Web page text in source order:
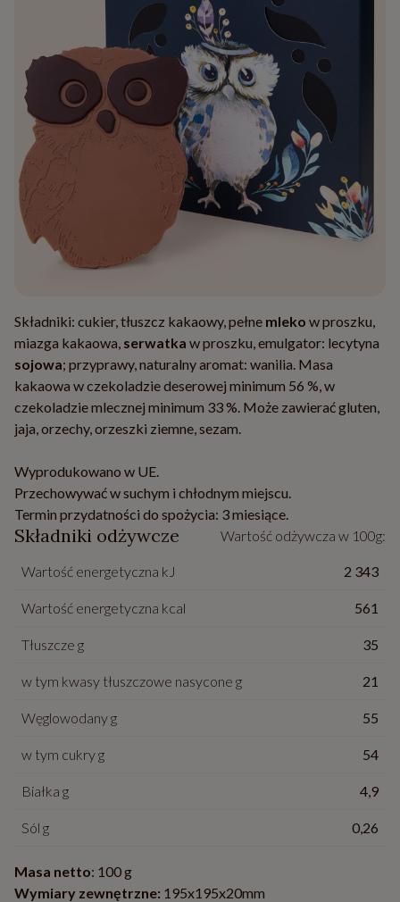
Składniki: cukier, tłuszcz kakaowy, pełne mleko w proszku,
miazga kakaowa, serwatka w proszku, emulgator: lecytyna
sojowa; przyprawy, naturalny aromat: wanilia. Masa
kakaowa w czekoladzie deserowej minimum 56 %, w
czekoladzie mlecznej minimum 33 %. Może zawierać gluten,
jaja, orzechy, orzeszki ziemne, sezam.
Wyprodukowano w UE.
Przechowywać w suchym i chłodnym miejscu.
Termin przydatności do spożycia: 3 miesiące.
Składniki odżywcze Wartość odżywcza w 100g:
Wartość energetyczna kJ 2 343
Wartość energetyczna kcal 561
Tłuszcze g 35
w tym kwasy tłuszczowe nasycone g 21
Węglowodany g 55
w tym cukry g 54
Białka g 4,9
Sól g 0,26
Masa netto: 100 g
Wymiary zewnętrzne: 195x195x20mm